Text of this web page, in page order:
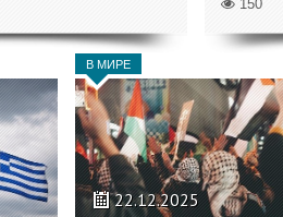
150
В МИРЕ
22.12.2025